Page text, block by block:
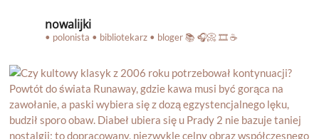
nowalijki
• polonista • bibliotekarz • bloger📚 🎧📀 🎞️ ☕️